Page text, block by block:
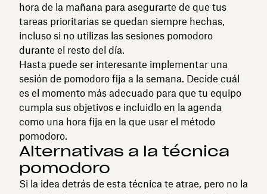
hora de la mañana para asegurarte de que tus
tareas prioritarias se quedan siempre hechas,
incluso si no utilizas las sesiones pomodoro
durante el resto del día.
Hasta puede ser interesante implementar una
sesión de pomodoro fija a la semana. Decide cuál
es el momento más adecuado para que tu equipo
cumpla sus objetivos e incluidlo en la agenda
como una hora fija en la que usar el método
pomodoro.
Alternativas a la técnica
pomodoro
Si la idea detrás de esta técnica te atrae, pero no la